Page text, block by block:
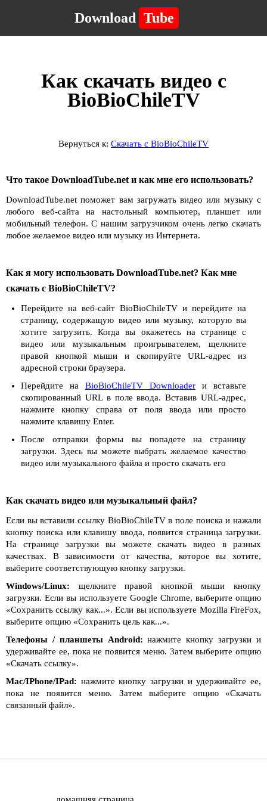
Download Tube
Как скачать видео с
BioBioChileTV
Вернуться к: Скачать с BioBioChileTV
Что такое DownloadTube.net и как мне его использовать?
DownloadTube.net поможет вам загружать видео или музыку с
любого веб-сайта на настольный компьютер, планшет или
мобильный телефон. С нашим загрузчиком очень легко скачать
любое желаемое видео или музыку из Интернета.
Как я могу использовать DownloadTube.net? Как мне
скачать с BioBioChileTV?
Перейдите на веб-сайт BioBioChileTV и перейдите на
страницу, содержащую видео или музыку, которую вы
хотите загрузить. Когда вы окажетесь на странице с
видео или музыкальным проигрывателем, щелкните
правой кнопкой мыши и скопируйте URL-адрес из
адресной строки браузера.
Перейдите на BioBioChileTV Downloader и вставьте
скопированный URL в поле ввода. Вставив URL-адрес,
нажмите кнопку справа от поля ввода или просто
нажмите клавишу Enter.
После отправки формы вы попадете на страницу
загрузки. Здесь вы можете выбрать желаемое качество
видео или музыкального файла и просто скачать его
Как скачать видео или музыкальный файл?
Если вы вставили ссылку BioBioChileTV в поле поиска и нажали
кнопку поиска или клавишу ввода, появится страница загрузки.
На странице загрузки вы можете скачать видео в разных
качествах. В зависимости от качества, которое вы хотите,
выберите соответствующую кнопку загрузки.
Windows/Linux: щелкните правой кнопкой мыши кнопку
загрузки. Если вы используете Google Chrome, выберите опцию
«Сохранить ссылку как...». Если вы используете Mozilla FireFox,
выберите опцию «Сохранить цель как...».
Телефоны / планшеты Android: нажмите кнопку загрузки и
удерживайте ее, пока не появится меню. Затем выберите опцию
«Скачать ссылку».
Mac/IPhone/IPad: нажмите кнопку загрузки и удерживайте ее,
пока не появится меню. Затем выберите опцию «Скачать
связанный файл».